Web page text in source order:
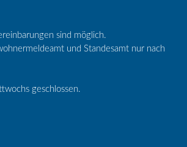
sind möglich.
und Standesamt nur nach
geschlossen.